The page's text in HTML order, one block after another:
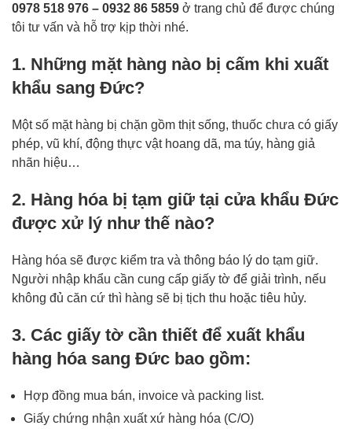
0978 518 976 – 0932 86 5859 ở trang chủ để được chúng
tôi tư vấn và hỗ trợ kịp thời nhé.
1. Những mặt hàng nào bị cấm khi xuất
khẩu sang Đức?
Một số mặt hàng bị chặn gồm thịt sống, thuốc chưa có giấy
phép, vũ khí, động thực vật hoang dã, ma túy, hàng giả
nhãn hiệu…
2. Hàng hóa bị tạm giữ tại cửa khẩu Đức
được xử lý như thế nào?
Hàng hóa sẽ được kiểm tra và thông báo lý do tạm giữ.
Người nhập khẩu cần cung cấp giấy tờ để giải trình, nếu
không đủ căn cứ thì hàng sẽ bị tịch thu hoặc tiêu hủy.
3. Các giấy tờ cần thiết để xuất khẩu
hàng hóa sang Đức bao gồm:
Hợp đồng mua bán, invoice và packing list.
Giấy chứng nhận xuất xứ hàng hóa (C/O)